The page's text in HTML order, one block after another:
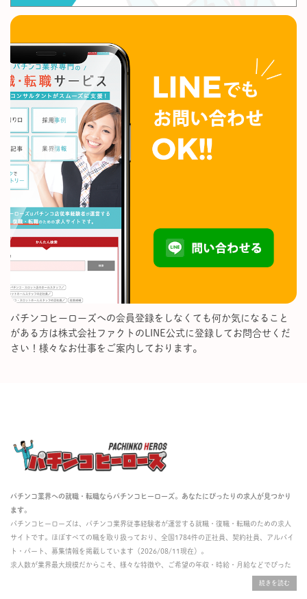
パチンコヒーローズへの会員登録をしなくても何か気になること
がある方は株式会社ファクトのLINE公式に登録してお問合せくだ
さい！様々なお仕事をご案内しております。
パチンコ業界への就職・転職ならパチンコヒーローズ。あなたにぴったりの求人が見つかり
ます。
パチンコヒーローズは、パチンコ業界従事経験者が運営する就職・復職・転職のための求人
サイトです。ほぼすべての職を取り扱っており、全国1784件の正社員、契約社員、アルバイ
ト・パート、募集情報を掲載しています（2026/08/11現在）。
求人数が業界最大規模だからこそ、様々な特徴や、ご希望の年収・時給・月給などでぴった
掲載している求人は、すべて契約法人様から寄せられた正規の求人情報です。応募いただい